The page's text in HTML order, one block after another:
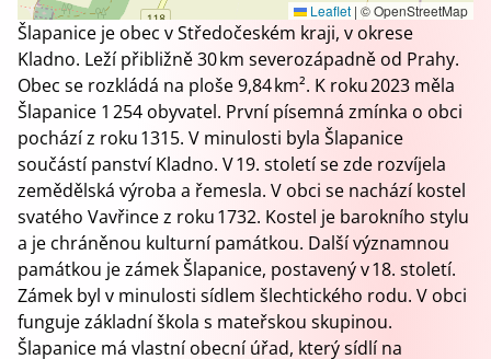
Leaflet | © OpenStreetMap
Šlapanice je obec v Středočeském kraji, v okrese
Kladno. Leží přibližně 30 km severozápadně od Prahy.
Obec se rozkládá na ploše 9,84 km². K roku 2023 měla
Šlapanice 1 254 obyvatel. První písemná zmínka o obci
pochází z roku 1315. V minulosti byla Šlapanice
součástí panství Kladno. V 19. století se zde rozvíjela
zemědělská výroba a řemesla. V obci se nachází kostel
svatého Vavřince z roku 1732. Kostel je barokního stylu
a je chráněnou kulturní památkou. Další významnou
památkou je zámek Šlapanice, postavený v 18. století.
Zámek byl v minulosti sídlem šlechtického rodu. V obci
funguje základní škola s mateřskou skupinou.
Šlapanice má vlastní obecní úřad, který sídlí na